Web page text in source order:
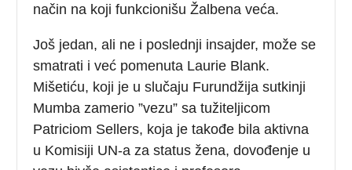
način na koji funkcionišu Žalbena veća.
Još jedan, ali ne i poslednji insajder, može se
smatrati i već pomenuta Laurie Blank.
Mišetiću, koji je u slučaju Furundžija sutkinji
Mumba zamerio ”vezu” sa tužiteljicom
Patriciom Sellers, koja je takođe bila aktivna
u Komisiji UN-a za status žena, dovođenje u